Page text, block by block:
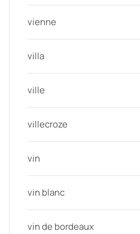
vienne
villa
ville
villecroze
vin
vin blanc
vin de bordeaux